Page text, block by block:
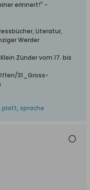
erinnert!" -
Literatur,
Werder
Zünder vom 17. bis
31_Gross-
platt, sprache